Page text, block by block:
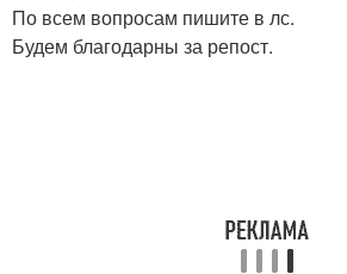
По всем вопросам пишите в лс.
Будем благодарны за репост.